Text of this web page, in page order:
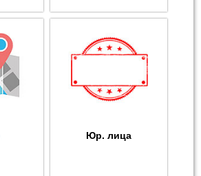
Юр. лица